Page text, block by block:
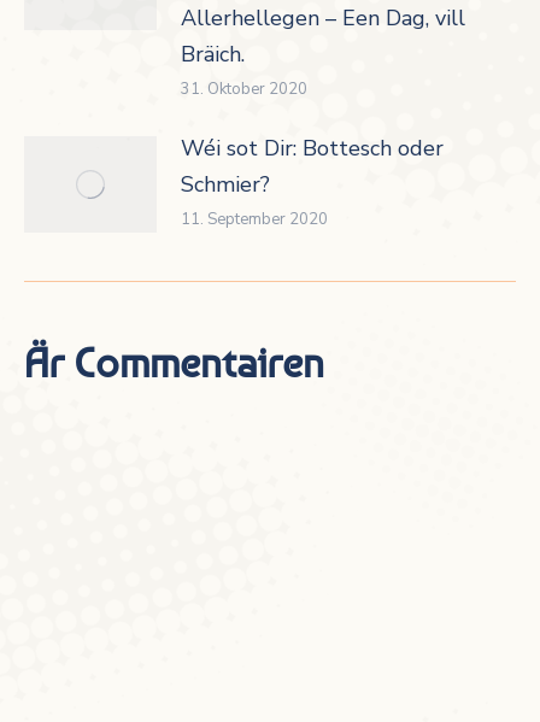
Allerhellegen – Een Dag, vill
Bräich.
31. Oktober 2020
Wéi sot Dir: Bottesch oder
Schmier?
11. September 2020
Är Commentairen